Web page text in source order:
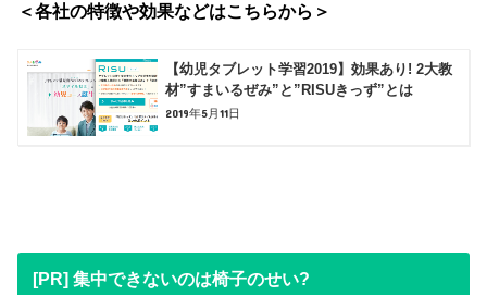
＜各社の特徴や効果などはこちらから＞
【幼児タブレット学習2019】効果あり! 2大教
材”すまいるぜみ”と”RISUきっず”とは
2019年5月11日
[PR] 集中できないのは椅子のせい?